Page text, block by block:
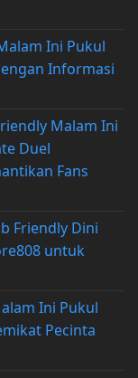
Ini Pukul
Informasi
Malam Ini
Duel
Fans
Friendly Dini
untuk
Ini Pukul
Pecinta